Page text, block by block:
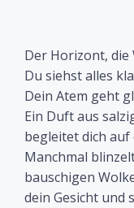
Der Horizont, die
Du siehst alles
Dein Atem geht
Ein Duft aus
begleitet dich auf
Manchmal
bauschigen
dein Gesicht und